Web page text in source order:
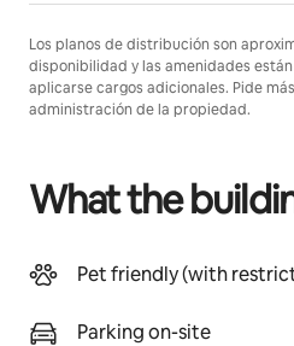
Los planos de distribución son
disponibilidad y las amenidades
aplicarse cargos adicionales. Pide
administración de la propiedad.
What the
Pet friendly (with
Parking on-site